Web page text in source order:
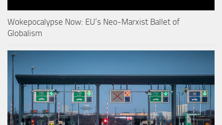
Wokepocalypse Now: EU’s Neo-Marxist Ballet of
Globalism